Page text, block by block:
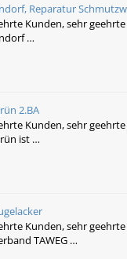
Reparatur
Kunden, sehr
…
2.BA
Kunden, sehr
ist …
Kunden, sehr
TAWEG …